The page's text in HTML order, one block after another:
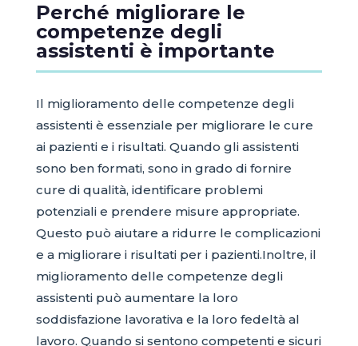
Perché migliorare le
competenze degli
assistenti è importante
Il miglioramento delle competenze degli
assistenti è essenziale per migliorare le cure
ai pazienti e i risultati. Quando gli assistenti
sono ben formati, sono in grado di fornire
cure di qualità, identificare problemi
potenziali e prendere misure appropriate.
Questo può aiutare a ridurre le complicazioni
e a migliorare i risultati per i pazienti.Inoltre, il
miglioramento delle competenze degli
assistenti può aumentare la loro
soddisfazione lavorativa e la loro fedeltà al
lavoro. Quando si sentono competenti e sicuri